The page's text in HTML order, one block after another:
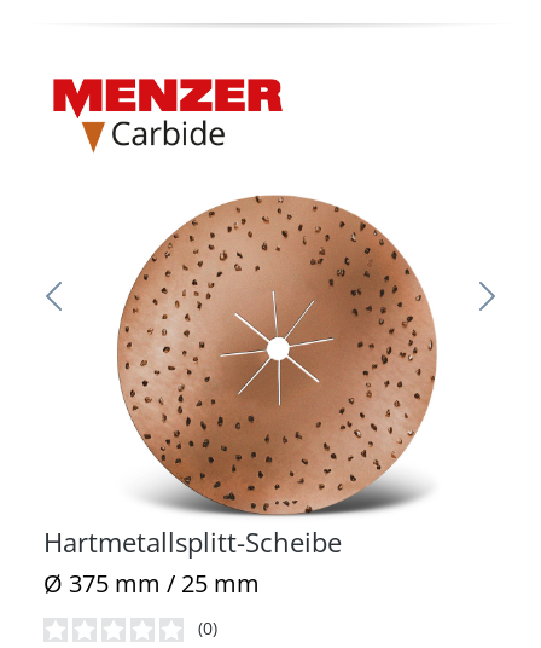
Hartmetallsplitt-Scheibe
Ø 375 mm / 25 mm
(0)